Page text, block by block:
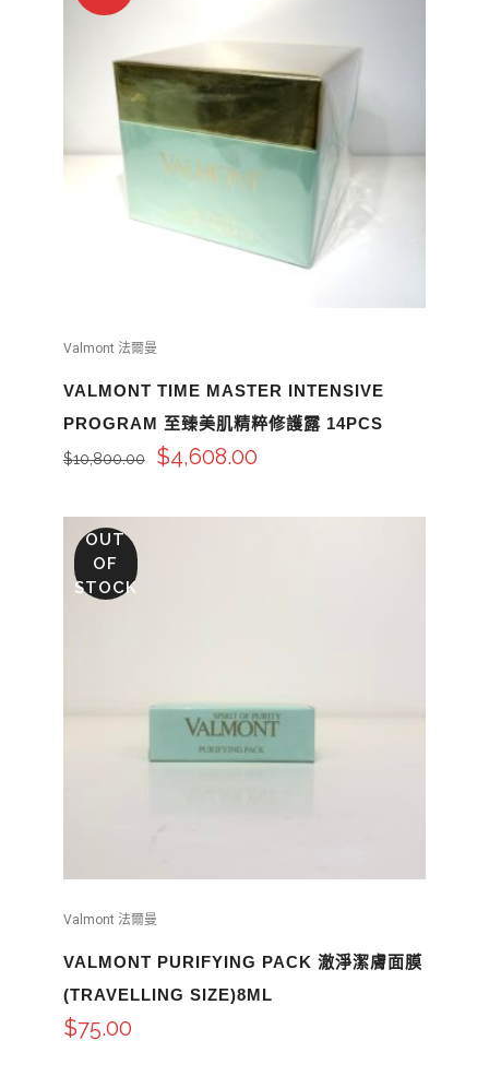
Valmont 法爾曼
VALMONT TIME MASTER INTENSIVE
PROGRAM 至臻美肌精粹修護露 14PCS
$10,800.00 $4,608.00
OUT
OF
STOCK
Valmont 法爾曼
VALMONT PURIFYING PACK 澈淨潔膚面膜
(TRAVELLING SIZE)8ML
$75.00